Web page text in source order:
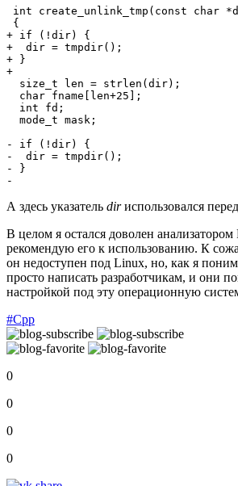
int create_unlink_tmp(const char
{
+ if (!dir) {
+  dir = tmpdir();
+ }
+
  size_t len = strlen(dir);
  char fname[len+25];
  int fd;
  mode_t mask;
- if (!dir) {
-  dir = tmpdir();
- }
-
А здесь указатель dirиспользовался
В целом я остался доволен
рекомендую его к использованию. К
он недоступен под Linux, но, как я
просто написать разработчикам, и они
настройкой под эту операционную
#Cpp
0
0
0
0